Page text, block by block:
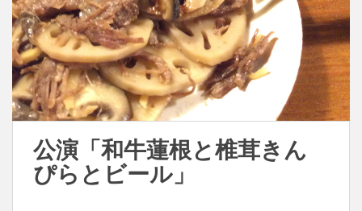
公演「和牛蓮根と椎茸きん
ぴらとビール」